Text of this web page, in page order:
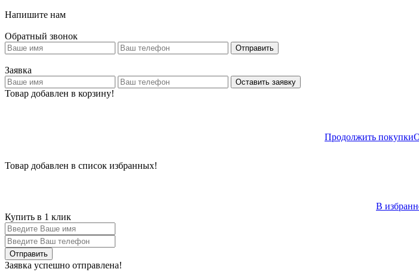
Напишите нам
Обратный звонок
Отправить
Заявка
Оставить заявку
Товар добавлен в корзину!
Продолжить покупки
Товар добавлен в список избранных!
В
Купить в 1 клик
Заявка успешно отправлена!